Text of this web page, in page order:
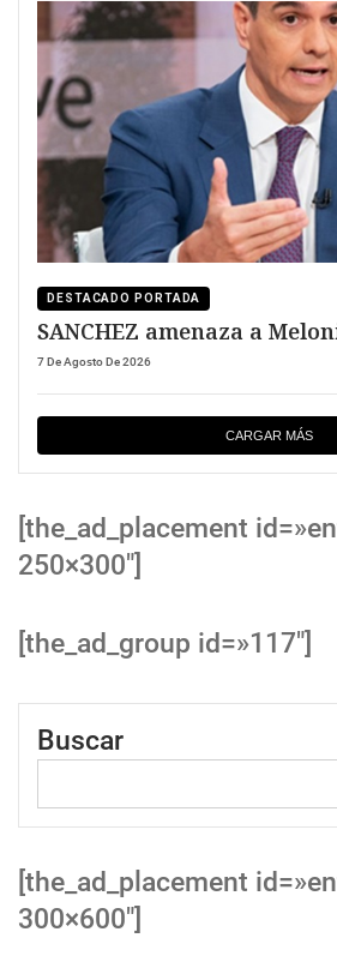
DESTACADO PORTADA
SANCHEZ amenaza a
7 De Agosto De 2026
CARGAR MÁS
[the_ad_placement
250×300″]
[the_ad_group id=»117″]
Buscar
[the_ad_placement
300×600″]